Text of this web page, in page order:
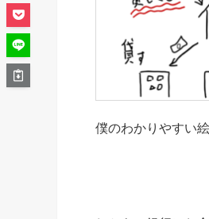
僕のわかりやすい